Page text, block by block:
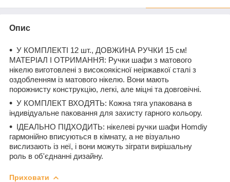
Опис
У КОМПЛЕКТІ 12 шт., ДОВЖИНА РУЧКИ 15 см!
МАТЕРІАЛ І ОТРИМАННЯ: Ручки шафи з матового
нікелю виготовлені з високоякісної неіржавкої сталі з
оздобленням із матового нікелю. Вони мають
порожнисту конструкцію, легкі, але міцні та довговічні.
У КОМПЛЕКТ ВХОДЯТЬ: Кожна тяга упакована в
індивідуальне паковання для захисту гарного кольору.
ІДЕАЛЬНО ПІДХОДИТЬ: нікелеві ручки шафи Homdiy
гармонійно вписуються в кімнату, а не візуально
вислизають із неї, і вони можуть зіграти вирішальну
роль в об'єднанні дизайну.
Приховати